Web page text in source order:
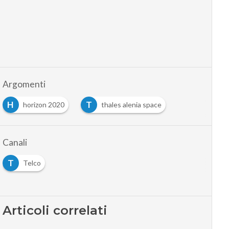
Argomenti
H
horizon 2020 T thales alenia space
Canali
T
Telco
Articoli correlati